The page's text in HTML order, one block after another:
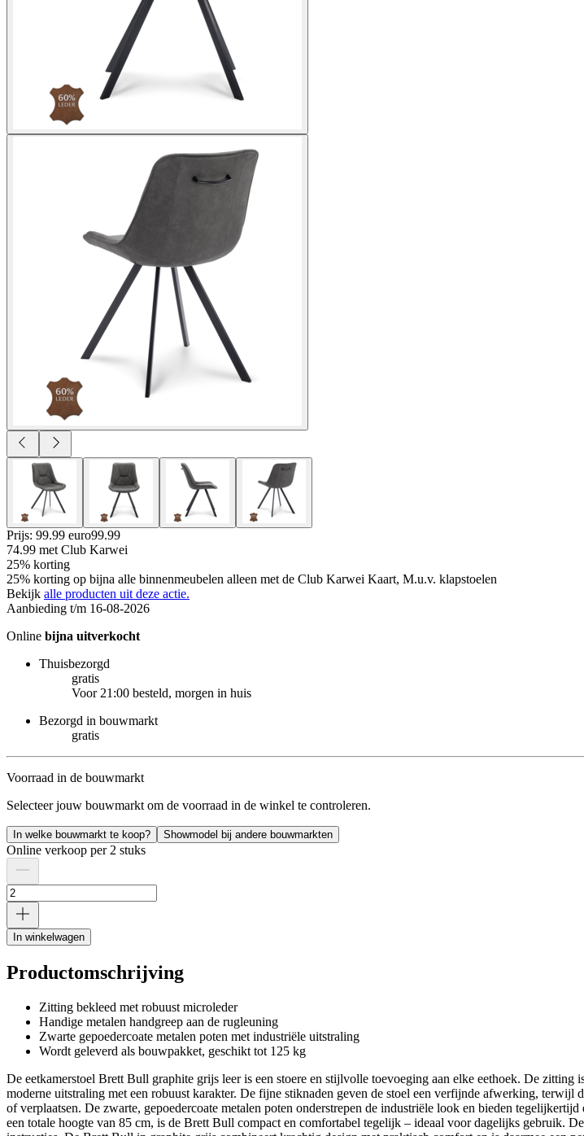
Prijs: 99.99 euro99.99
74.99 met Club Karwei
25% korting
25% korting op bijna alle binnenmeubelen alleen met de Club Karwei Kaart, M.u.v. klapstoelen
Bekijk alle producten uit deze actie.
Aanbieding t/m 16-08-2026
Online bijna uitverkocht
Thuisbezorgd
gratis
Voor 21:00 besteld, morgen in huis
Bezorgd in bouwmarkt
gratis
Voorraad in de bouwmarkt
Selecteer jouw bouwmarkt om de voorraad in de winkel te controleren.
In welke bouwmarkt te koop? Showmodel bij andere bouwmarkten
Online verkoop per 2 stuks
In winkelwagen
Productomschrijving
Zitting bekleed met robuust microleder
Handige metalen handgreep aan de rugleuning
Zwarte gepoedercoate metalen poten met industriële uitstraling
Wordt geleverd als bouwpakket, geschikt tot 125 kg
De eetkamerstoel Brett Bull graphite grijs leer is een stoere en stijlvolle toevoeging aan elke eethoek. De
moderne uitstraling met een robuust karakter. De fijne stiknaden geven de stoel een verfijnde afwerking, terwijl
of verplaatsen. De zwarte, gepoedercoate metalen poten onderstrepen de industriële look en bieden
een totale hoogte van 85 cm, is de Brett Bull compact en comfortabel tegelijk – ideaal voor dagelijks gebruik.